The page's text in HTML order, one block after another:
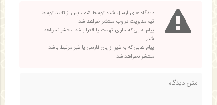
دیدگاه های ارسال شده توسط شما، پس از تایید توسط
تیم مدیریت در وب منتشر خواهد شد.
پیام هایی که حاوی تهمت یا افترا باشد منتشر نخواهد
شد.
پیام هایی که به غیر از زبان فارسی یا غیر مرتبط باشد
منتشر نخواهد شد.